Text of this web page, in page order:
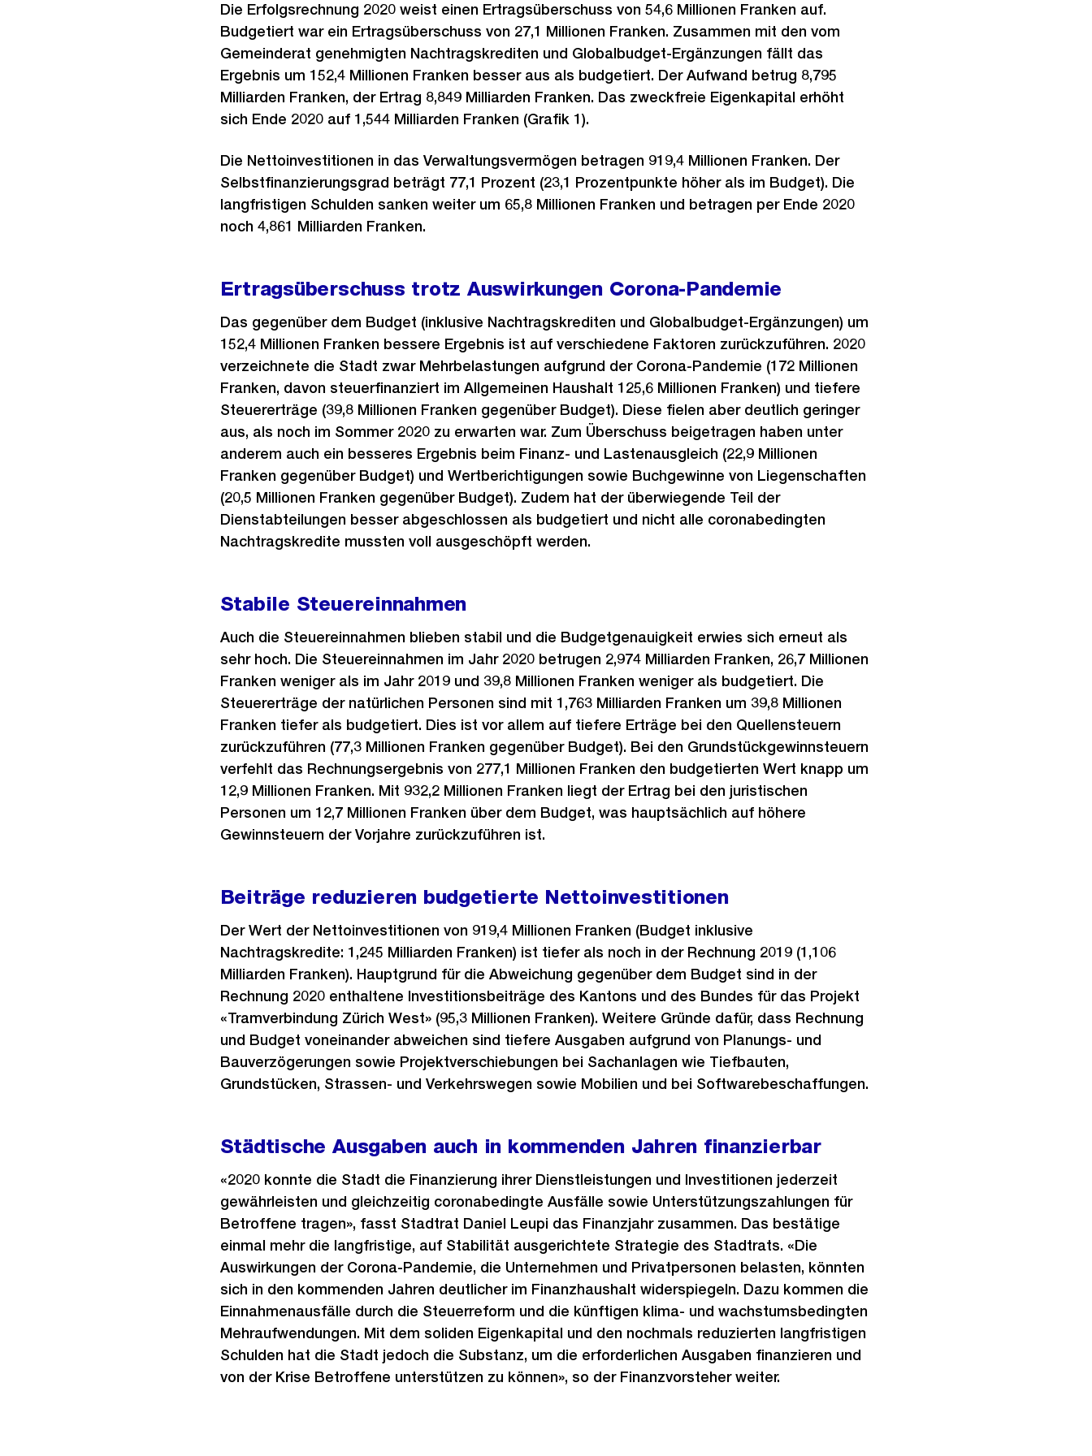
Die Erfolgsrechnung 2020 weist einen Ertragsüberschuss von 54,6 Millionen Franken auf.
Budgetiert war ein Ertragsüberschuss von 27,1 Millionen Franken. Zusammen mit den vom
Gemeinderat genehmigten Nachtragskrediten und Globalbudget-Ergänzungen fällt das
Ergebnis um 152,4 Millionen Franken besser aus als budgetiert. Der Aufwand betrug 8,795
Milliarden Franken, der Ertrag 8,849 Milliarden Franken. Das zweckfreie Eigenkapital erhöht
sich Ende 2020 auf 1,544 Milliarden Franken (Grafik 1).
Die Nettoinvestitionen in das Verwaltungsvermögen betragen 919,4 Millionen Franken. Der
Selbstfinanzierungsgrad beträgt 77,1 Prozent (23,1 Prozentpunkte höher als im Budget). Die
langfristigen Schulden sanken weiter um 65,8 Millionen Franken und betragen per Ende 2020
noch 4,861 Milliarden Franken.
Ertragsüberschuss trotz Auswirkungen Corona-Pandemie
Das gegenüber dem Budget (inklusive Nachtragskrediten und Globalbudget-Ergänzungen) um
152,4 Millionen Franken bessere Ergebnis ist auf verschiedene Faktoren zurückzuführen. 2020
verzeichnete die Stadt zwar Mehrbelastungen aufgrund der Corona-Pandemie (172 Millionen
Franken, davon steuerfinanziert im Allgemeinen Haushalt 125,6 Millionen Franken) und tiefere
Steuererträge (39,8 Millionen Franken gegenüber Budget). Diese fielen aber deutlich geringer
aus, als noch im Sommer 2020 zu erwarten war. Zum Überschuss beigetragen haben unter
anderem auch ein besseres Ergebnis beim Finanz- und Lastenausgleich (22,9 Millionen
Franken gegenüber Budget) und Wertberichtigungen sowie Buchgewinne von Liegenschaften
(20,5 Millionen Franken gegenüber Budget). Zudem hat der überwiegende Teil der
Dienstabteilungen besser abgeschlossen als budgetiert und nicht alle coronabedingten
Nachtragskredite mussten voll ausgeschöpft werden.
Stabile Steuereinnahmen
Auch die Steuereinnahmen blieben stabil und die Budgetgenauigkeit erwies sich erneut als
sehr hoch. Die Steuereinnahmen im Jahr 2020 betrugen 2,974 Milliarden Franken, 26,7 Millionen
Franken weniger als im Jahr 2019 und 39,8 Millionen Franken weniger als budgetiert. Die
Steuererträge der natürlichen Personen sind mit 1,763 Milliarden Franken um 39,8 Millionen
Franken tiefer als budgetiert. Dies ist vor allem auf tiefere Erträge bei den Quellensteuern
zurückzuführen (77,3 Millionen Franken gegenüber Budget). Bei den Grundstückgewinnsteuern
verfehlt das Rechnungsergebnis von 277,1 Millionen Franken den budgetierten Wert knapp um
12,9 Millionen Franken. Mit 932,2 Millionen Franken liegt der Ertrag bei den juristischen
Personen um 12,7 Millionen Franken über dem Budget, was hauptsächlich auf höhere
Gewinnsteuern der Vorjahre zurückzuführen ist.
Beiträge reduzieren budgetierte Nettoinvestitionen
Der Wert der Nettoinvestitionen von 919,4 Millionen Franken (Budget inklusive
Nachtragskredite: 1,245 Milliarden Franken) ist tiefer als noch in der Rechnung 2019 (1,106
Milliarden Franken). Hauptgrund für die Abweichung gegenüber dem Budget sind in der
Rechnung 2020 enthaltene Investitionsbeiträge des Kantons und des Bundes für das Projekt
«Tramverbindung Zürich West» (95,3 Millionen Franken). Weitere Gründe dafür, dass Rechnung
und Budget voneinander abweichen sind tiefere Ausgaben aufgrund von Planungs- und
Bauverzögerungen sowie Projektverschiebungen bei Sachanlagen wie Tiefbauten,
Grundstücken, Strassen- und Verkehrswegen sowie Mobilien und bei Softwarebeschaffungen.
Städtische Ausgaben auch in kommenden Jahren finanzierbar
«2020 konnte die Stadt die Finanzierung ihrer Dienstleistungen und Investitionen jederzeit
gewährleisten und gleichzeitig coronabedingte Ausfälle sowie Unterstützungszahlungen für
Betroffene tragen», fasst Stadtrat Daniel Leupi das Finanzjahr zusammen. Das bestätige
einmal mehr die langfristige, auf Stabilität ausgerichtete Strategie des Stadtrats. «Die
Auswirkungen der Corona-Pandemie, die Unternehmen und Privatpersonen belasten, könnten
sich in den kommenden Jahren deutlicher im Finanzhaushalt widerspiegeln. Dazu kommen die
Einnahmenausfälle durch die Steuerreform und die künftigen klima- und wachstumsbedingten
Mehraufwendungen. Mit dem soliden Eigenkapital und den nochmals reduzierten langfristigen
Schulden hat die Stadt jedoch die Substanz, um die erforderlichen Ausgaben finanzieren und
von der Krise Betroffene unterstützen zu können», so der Finanzvorsteher weiter.